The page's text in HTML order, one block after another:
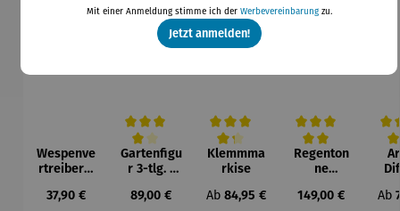
Wespenve
rtreiber |
Regulärer Preis:
37,90 €
Durchschnittliche Bewertung von 4 von 5 Sternen
Gartenfigu
r 3-tlg. |
n
Regulärer Preis:
89,00 €
Durchschnittliche Bewertung von 4.3
Klemmma
rkise
Regulärer Preis:
Ab 84,95 €
Durchschnittliche
Regenton
ne
et | Azura
Regulärer Preis:
149,00 € Ab
Mit einer Anmeldung stimme ich der Werbevereinbarungzu.
Jetzt anmelden!